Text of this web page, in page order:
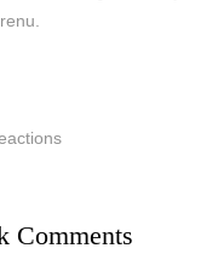
Comments